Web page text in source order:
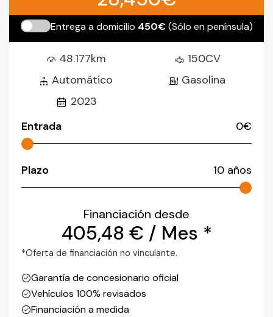
Entrega a domicilio 450€(Sólo en península)
48.177km
150CV
Automático
Gasolina
2023
Entrada
0€
Plazo 10 años
Financiación desde
405,48 € / Mes *
*Oferta de financiación no vinculante.
Garantía de concesionario oficial
Vehículos 100% revisados
Financiación a medida